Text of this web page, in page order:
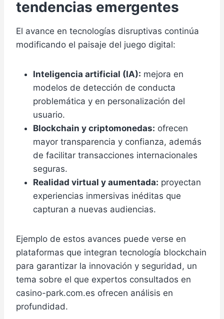
tendencias emergentes
El avance en tecnologías disruptivas continúa
modificando el paisaje del juego digital:
Inteligencia artificial (IA): mejora en
modelos de detección de conducta
problemática y en personalización del
usuario.
Blockchain y criptomonedas: ofrecen
mayor transparencia y confianza, además
de facilitar transacciones internacionales
seguras.
Realidad virtual y aumentada: proyectan
experiencias inmersivas inéditas que
capturan a nuevas audiencias.
Ejemplo de estos avances puede verse en
plataformas que integran tecnología blockchain
para garantizar la innovación y seguridad, un
tema sobre el que expertos consultados en
casino-park.com.es ofrecen análisis en
profundidad.